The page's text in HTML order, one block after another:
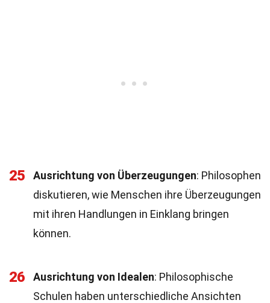
25 Ausrichtung von Überzeugungen: Philosophen
diskutieren, wie Menschen ihre Überzeugungen
mit ihren Handlungen in Einklang bringen
können.
26 Ausrichtung von Idealen: Philosophische
Schulen haben unterschiedliche Ansichten